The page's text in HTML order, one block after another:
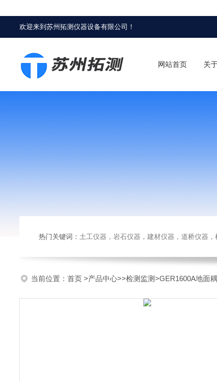
欢迎来到苏州拓测仪器设备有限公司 ！
网站首页 关
热门关键词： 土工仪器，岩石仪器，建材仪器，道桥仪器，检测
当前位置： 首页 >产品中心>>检测监测>GER1600A地面